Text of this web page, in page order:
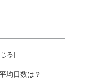
均日数は？